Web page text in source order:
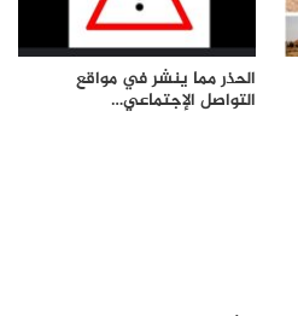
الحذر مما ينشر في مواقع
التواصل الإجتماعي…